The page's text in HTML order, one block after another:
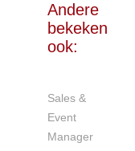
Andere
bekeken
ook:
Sales &
Event
Manager